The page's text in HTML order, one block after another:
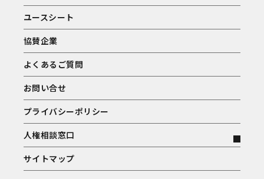
ユースシート
協賛企業
よくあるご質問
お問い合せ
プライバシーポリシー
人権相談窓口
サイトマップ